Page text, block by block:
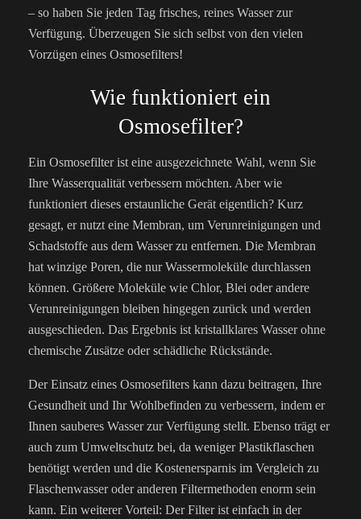
– so haben Sie jeden Tag frisches, reines Wasser zur
Verfügung. Überzeugen Sie sich selbst von den vielen
Vorzügen eines Osmosefilters!
Wie funktioniert ein
Osmosefilter?
Ein Osmosefilter ist eine ausgezeichnete Wahl, wenn Sie
Ihre Wasserqualität verbessern möchten. Aber wie
funktioniert dieses erstaunliche Gerät eigentlich? Kurz
gesagt, er nutzt eine Membran, um Verunreinigungen und
Schadstoffe aus dem Wasser zu entfernen. Die Membran
hat winzige Poren, die nur Wassermoleküle durchlassen
können. Größere Moleküle wie Chlor, Blei oder andere
Verunreinigungen bleiben hingegen zurück und werden
ausgeschieden. Das Ergebnis ist kristallklares Wasser ohne
chemische Zusätze oder schädliche Rückstände.
Der Einsatz eines Osmosefilters kann dazu beitragen, Ihre
Gesundheit und Ihr Wohlbefinden zu verbessern, indem er
Ihnen sauberes Wasser zur Verfügung stellt. Ebenso trägt er
auch zum Umweltschutz bei, da weniger Plastikflaschen
benötigt werden und die Kostenersparnis im Vergleich zu
Flaschenwasser oder anderen Filtermethoden enorm sein
kann. Ein weiterer Vorteil: Der Filter ist einfach in der